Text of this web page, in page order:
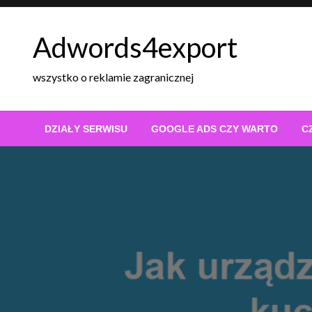
Skip
Adwords4export
wszystko o reklamie zagranicznej
DZIAŁY SERWISU GOOGLE ADS CZY WARTO